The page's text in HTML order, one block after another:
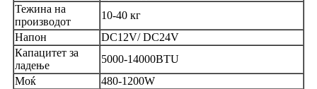
Тежина на
производот
10-40 кг
Напон
DC12V/ DC24V
Капацитет за
ладење
5000-14000BTU
Моќ
480-1200W